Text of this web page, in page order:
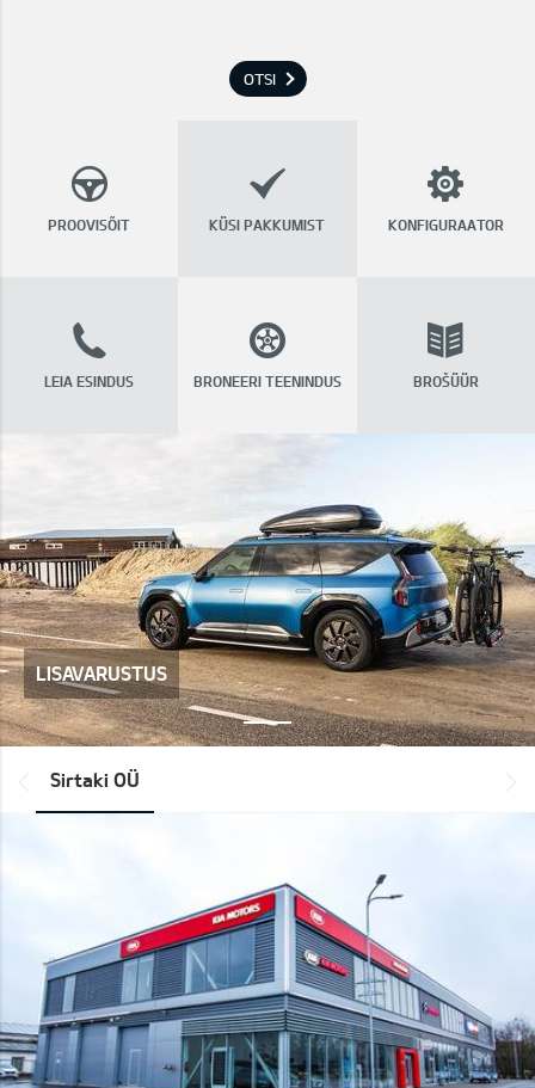
OTSI
LISAVARUSTUS
PROOVISÕIT KÜSI PAKKUMIST KONFIGURAATOR
LEIA ESINDUS BRONEERI TEENINDUS BROŠÜÜR
*output|module_dpackage:prev*
Sirtaki OÜ